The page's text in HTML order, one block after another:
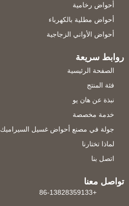
أحواض رخامية
أحواض مطلية بالكهرباء
أحواض الأواني الزجاجية
روابط سريعة
الصفحة الرئيسية
فئة المنتج
نبذة عن هان يو
خدمة مخصصة
جولة في مصنع أحواض غسيل السيراميك
لماذا تختارنا
اتصل بنا
تواصل معنا
+86-13828359133